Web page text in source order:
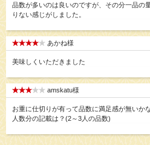
品数が多いのは良いのですが、その分一品の
りない感じがしました。
あかね様
美味しくいただきました
amskatu様
お重に仕切りが有って品数に満足感が無いか
人数分の記載は？(2～3人の品数)